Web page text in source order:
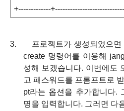
+-------------
3. 프로젝트가 생성되었으면
create 명령어를 이용해
성해 보겠습니다. 이번에도
고 패스워드를 프롬프트로
pt라는 옵션을 추가합니다.
명을 입력합니다. 그러면 다